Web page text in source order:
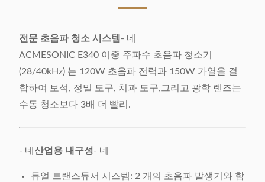
전문 초음파 청소 시스템 - 네
ACMESONIC E340 이중 주파수 초음파 청소기
(28/40kHz) 는 120W 초음파 전력과 150W 가열을 결
합하여 보석, 정밀 도구, 치과 도구,그리고 광학 렌즈는
수동 청소보다 3배 더 빨리.
- 네 산업용 내구성- 네
듀얼 트랜스듀서 시스템: 2 개의 초음파 발생기와 함